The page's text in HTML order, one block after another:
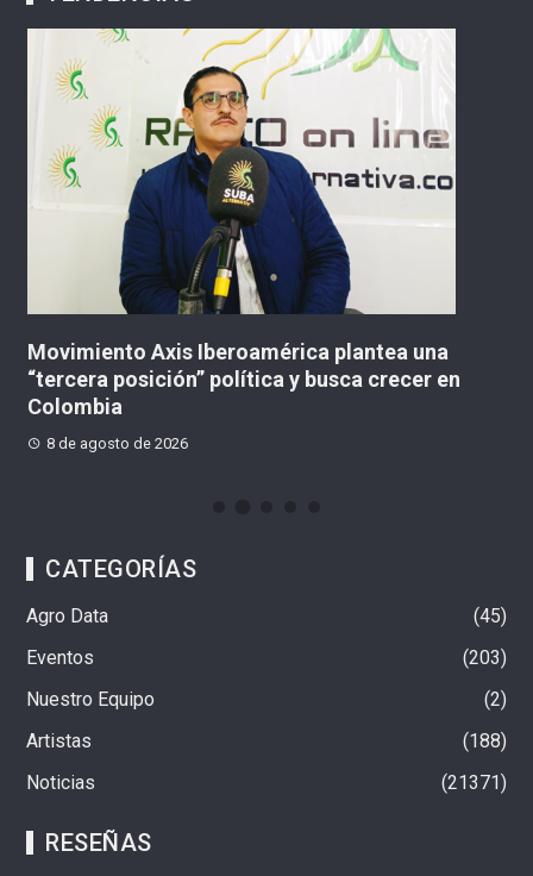
Movimiento Axis Iberoamérica plantea una
“tercera posición” política y busca crecer en
Colombia
8 de agosto de 2026
CATEGORÍAS
Agro Data
45
Eventos
203
Nuestro Equipo
2
Artistas
188
Noticias
21371
RESEÑAS